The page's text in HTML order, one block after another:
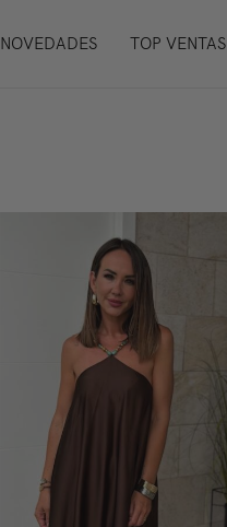
NOVEDADES TOP VENTAS